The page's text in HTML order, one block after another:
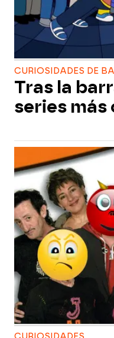
CURIOSIDADES DE
Tras la
series